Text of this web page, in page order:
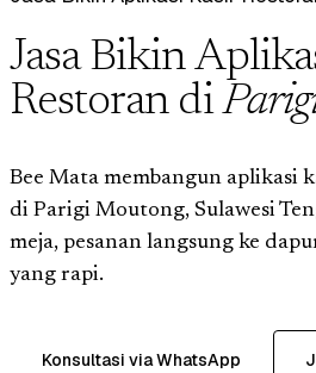
Jasa Bikin
Restoran di
Bee Mata membangun aplikasi
di Parigi Moutong, Sulawesi
meja, pesanan langsung ke
yang rapi.
Konsultasi via WhatsApp